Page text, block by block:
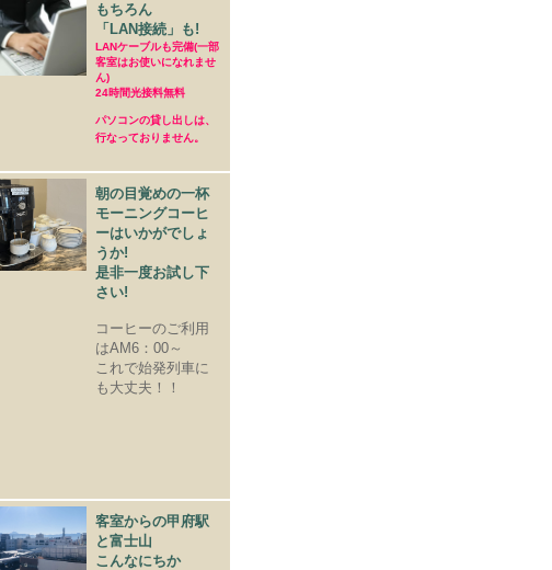
もちろん
「LAN接続」も!
LANケーブルも完備(一部
客室はお使いになれませ
ん)
24時間光接料無料
パソコンの貸し出しは、
行なっておりません。
朝の目覚めの一杯
モーニングコーヒ
ーはいかがでしょ
うか!
是非一度お試し下
さい!
コーヒーのご利用
はAM6：00～
これで始発列車に
も大丈夫！！
客室からの甲府駅
と富士山
こんなにちか